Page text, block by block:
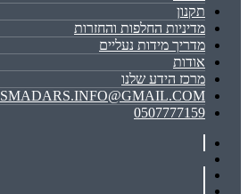
תקנון
מדיניות החלפות והחזרות
מדריך מידות נעליים
אודות
מרכז הידע שלנו
SMADARS.INFO@GMAIL.COM
0507777159